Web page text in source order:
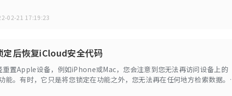
02-21 17:19:23
定后恢复iCloud安全代码
重置Apple设备，例如iPhone或Mac，您会注意到您无法再访问设备上的
能。有时，它只是将您锁定在功能之外，您无法再在任何地方检索数据。